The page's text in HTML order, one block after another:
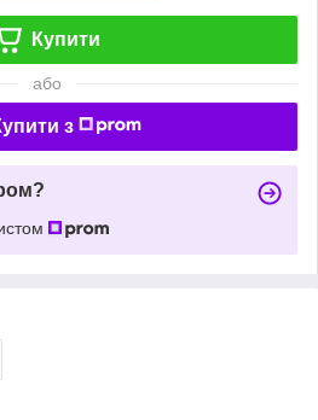
Купити
або
з